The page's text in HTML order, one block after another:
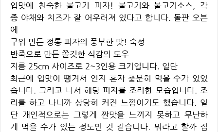
입맛에 친숙한 불고기 피자! 불고기와 불고기소스, 각
종 야채와 치즈가 잘 어우러져 있다고 합니다. 돌판 오븐
에
구워 만든 정통 피자의 풍부한 맛! 숙성
반죽으로 만든 쫄깃한 식감의 도우
지름 25cm 사이즈로 2~3인용 크기입니다. 일단
최근에 입맛이 떙겨서 인지 혼자 충분히 먹을 수가 있었
습니다. 그러고 나서 해당 피자를 조리한 모습입니다. 조
리를 하고 나니까 상당히 커진 느낌이기도 했습니다. 일
단 개인적으로는 그렇게 짠맛을 느끼지 못하고 무난하
게 먹을 수가 있는 정도인 것 같습니다. 뭐라고 할까 집